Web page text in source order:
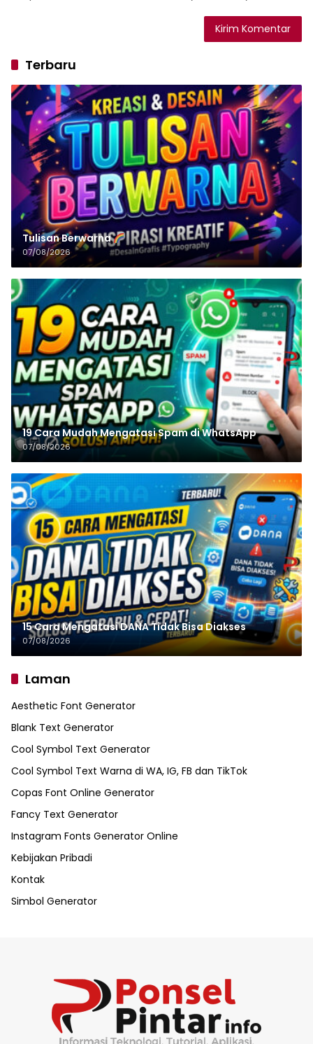
Terbaru
Tulisan‌‌‌‌‌‌‌‌‌‌‌‌‌‌‌‌ Berwarna
07/08/2026
19 Cara Mudah Mengatasi Spam di WhatsApp
07/08/2026
15 Cara Mengatasi DANA Tidak Bisa Diakses
07/08/2026
Laman
Aesthetic Font Generator
Blank Text Generator
Cool Symbol Text Generator
Cool Symbol Text Warna di WA, IG, FB dan TikTok
Copas Font Online Generator
Fancy Text Generator
Instagram Fonts Generator Online
Kebijakan Pribadi
Kontak
Simbol Generator